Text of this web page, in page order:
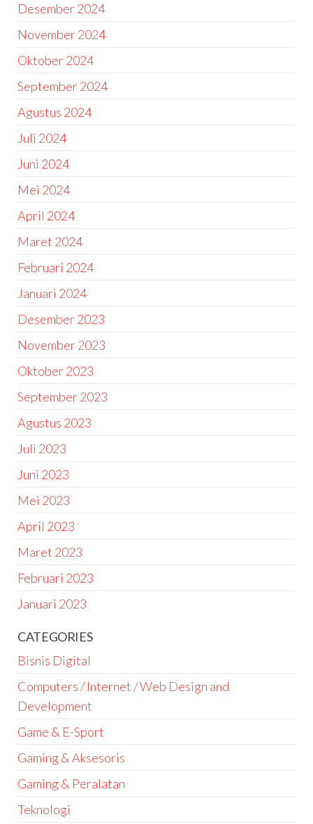
Desember 2024
November 2024
Oktober 2024
September 2024
Agustus 2024
Juli 2024
Juni 2024
Mei 2024
April 2024
Maret 2024
Februari 2024
Januari 2024
Desember 2023
November 2023
Oktober 2023
September 2023
Agustus 2023
Juli 2023
Juni 2023
Mei 2023
April 2023
Maret 2023
Februari 2023
Januari 2023
CATEGORIES
Bisnis Digital
Computers / Internet / Web Design and
Development
Game & E-Sport
Gaming & Aksesoris
Gaming & Peralatan
Teknologi